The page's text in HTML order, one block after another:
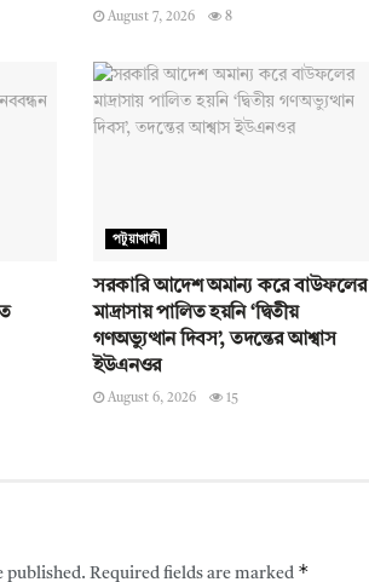
August 7, 2026 8
পটুয়াখালী
সরকারি আদেশ অমান্য করে বাউফলের
মাদ্রাসায় পালিত হয়নি ‘দ্বিতীয়
গণঅভ্যুত্থান দিবস’, তদন্তের আশ্বাস
ইউএনওর
August 6, 2026 15
published. Required fields are marked *